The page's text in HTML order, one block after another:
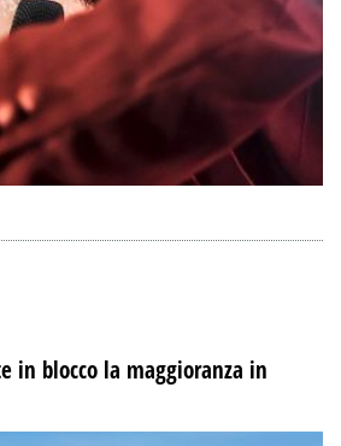
in blocco la maggioranza in